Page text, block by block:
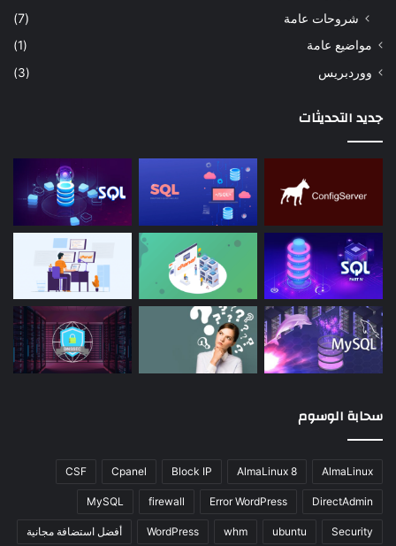
شروحات عامة
(7)
مواضيع عامة
(1)
ووردبريس
(3)
جديد التحديثات
سحابة الوسوم
AlmaLinux
AlmaLinux 8
Block IP
Cpanel
CSF
DirectAdmin
Error WordPress
firewall
MySQL
Security
ubuntu
whm
WordPress أفضل استضافة مجانية